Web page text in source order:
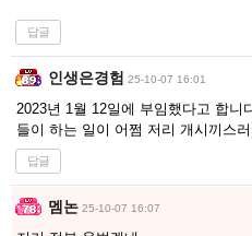
답글
인생은경험 25-10-07 16:01
2023년 1월 12일에 부임했다고 합
들이 하는 일이 어쩜 저리 개시끼스러
답글
멤논 25-10-07 16:07